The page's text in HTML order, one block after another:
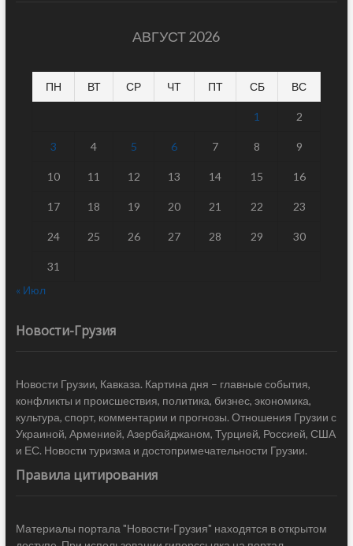
АВГУСТ 2026
ПН ВТ СР ЧТ ПТ СБ ВС
1 2
3 4 5 6 7 8 9
10 11 12 13 14 15 16
17 18 19 20 21 22 23
24 25 26 27 28 29 30
31
« Июл
Новости-Грузия
Новости Грузии, Кавказа. Картина дня – главные события,
конфликты и происшествия, политика, бизнес, экономика,
культура, спорт, комментарии и прогнозы. Отношения Грузии с
Украиной, Арменией, Азербайджаном, Турцией, Россией, США
и ЕС. Новости туризма и достопримечательности Грузии.
Правила цитирования
Материалы портала "Новости-Грузия" находятся в открытом